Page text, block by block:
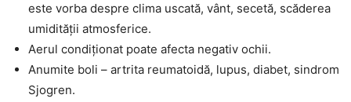
este vorba despre clima uscată, vânt, secetă, scăderea
umidității atmosferice.
Aerul condiționat poate afecta negativ ochii.
Anumite boli – artrita reumatoidă, lupus, diabet, sindrom
Sjogren.